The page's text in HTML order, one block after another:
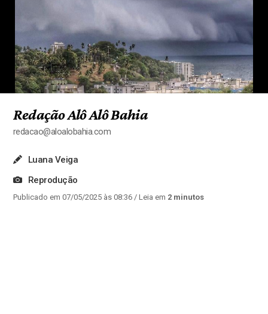
Redação Alô Alô Bahia
redacao@aloalobahia.com
Luana Veiga
Reprodução
Publicado em 07/05/2025 às 08:36/ Leia em 2 minutos